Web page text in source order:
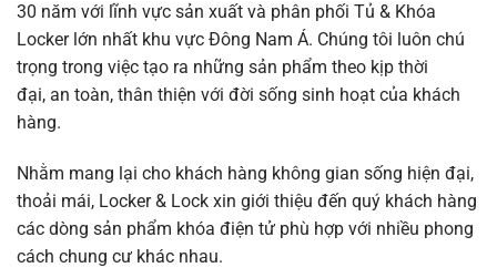
30 năm với lĩnh vực sản xuất và phân phối Tủ & Khóa
Locker lớn nhất khu vực Đông Nam Á. Chúng tôi luôn chú
trọng trong việc tạo ra những sản phẩm theo kịp thời
đại, an toàn, thân thiện với đời sống sinh hoạt của khách
hàng.
Nhằm mang lại cho khách hàng không gian sống hiện đại,
thoải mái, Locker & Lock xin giới thiệu đến quý khách hàng
các dòng sản phẩm khóa điện tử phù hợp với nhiều phong
cách chung cư khác nhau.